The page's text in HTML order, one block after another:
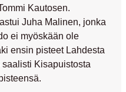
Kautosen.
Juha Malinen, jonka
ei myöskään ole
ensin pisteet Lahdesta
Kisapuistosta